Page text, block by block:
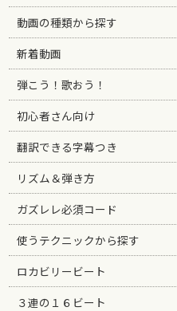
動画の種類から探す
新着動画
弾こう！歌おう！
初心者さん向け
翻訳できる字幕つき
リズム＆弾き方
ガズレレ必須コード
使うテクニックから探す
ロカビリービート
３連の１６ビート